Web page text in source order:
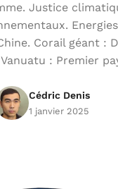
Justice
Corail géant :
: Premier
Cédric Denis
1 janvier 2025